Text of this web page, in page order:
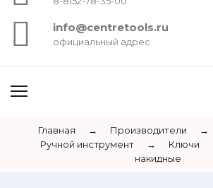
info@centretools.ru
официальный адрес
Главная → Производители →
Ручной инструмент
→ Ключи
накидные